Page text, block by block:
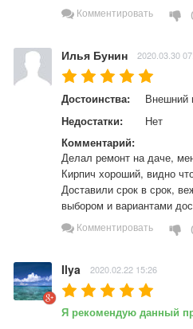
Комментировать
Илья Бунин 2020.03.30
Достоинства:
Внешний
Недостатки:
Нет
Комментарий:
Делал ремонт на даче,
Кирпич хороший, видно
Доставили срок в срок,
выбором и вариантами
Комментировать
Ilya 2020.02.22 15:26
Я рекомендую данный